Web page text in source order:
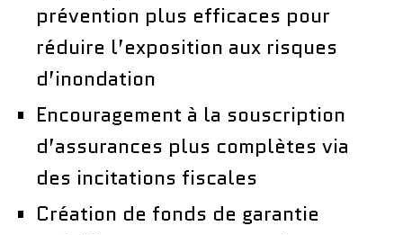
prévention plus efficaces pour
réduire l’exposition aux risques
d’inondation
Encouragement à la souscription
d’assurances plus complètes via
des incitations fiscales
Création de fonds de garantie